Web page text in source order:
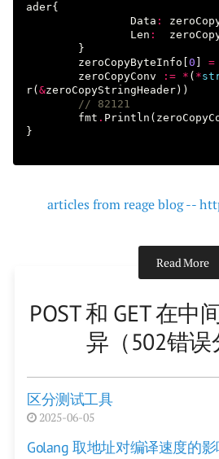
ader{
Data :
Len :
}
zeroCopyByteInfo 0 =
zeroCopyConv
:= * ( *
r( &zeroCopyStringHeader))
// 82121
fmt . Println (
}
articles from reage blog --
Read More
POST 和 GET 在中
异（502错误
区分测试工具
2025-06-05
Golang 取地址对编译速度的影